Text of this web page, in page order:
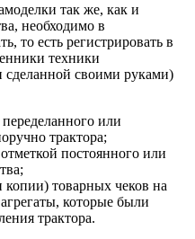
так же, как и
необходимо в
то есть регистрировать в
техники
сделанной своими руками)
или
трактора;
постоянного или
товарных чеков на
которые были
трактора.